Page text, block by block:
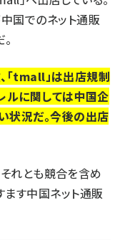
国でのネット通販
「tmall」は出店規制
ルに関しては中国企
状況だ。今後の出店
れとも競合を含め
す中国ネット通販